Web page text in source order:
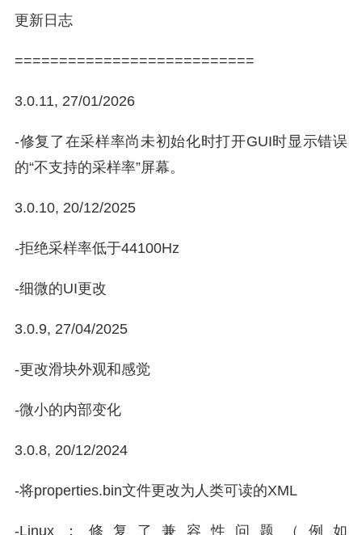
更新日志
===========================
3.0.11, 27/01/2026
-修复了在采样率尚未初始化时打开GUI时显示错误
的“不支持的采样率”屏幕。
3.0.10, 20/12/2025
-拒绝采样率低于44100Hz
-细微的UI更改
3.0.9, 27/04/2025
-更改滑块外观和感觉
-微小的内部变化
3.0.8, 20/12/2024
-将properties.bin文件更改为人类可读的XML
-Linux：修复了兼容性问题（例如